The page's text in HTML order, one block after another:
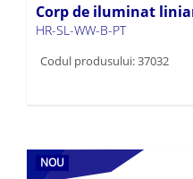
Corp de iluminat liniar
HR-SL-WW-B-PT
Codul produsului: 37032
NOU